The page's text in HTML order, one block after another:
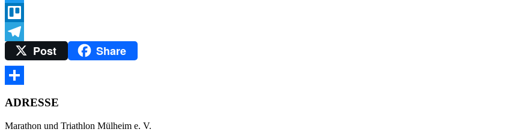
Twitter
Trello
TelegramPost Share
ADRESSE
Marathon und Triathlon Mülheim e. V.